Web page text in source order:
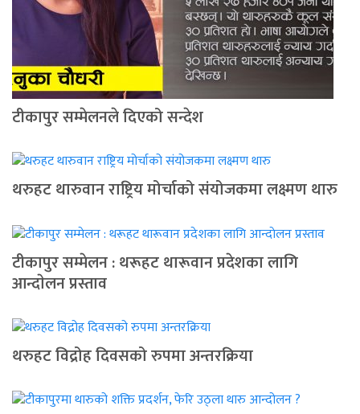
टीकापुर सम्मेलनले दिएको सन्देश
थरुहट थारुवान राष्ट्रिय मोर्चाको संयोजकमा लक्ष्मण थारु
टीकापुर सम्मेलन : थरूहट थारूवान प्रदेशका लागि
आन्दाेलन प्रस्ताव
थरुहट विद्रोह दिवसको रुपमा अन्तरक्रिया